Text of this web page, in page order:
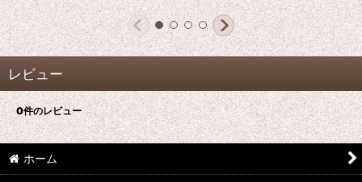
レビュー
0件のレビュー
ホーム